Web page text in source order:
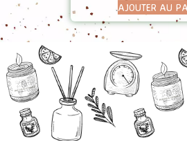
AJOUTER AU